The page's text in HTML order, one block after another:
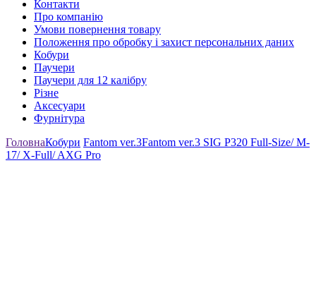
Контакти
Про компанію
Умови повернення товару
Положення про обробку і захист персональних даних
Кобури
Паучери
Паучери для 12 калібру
Різне
Аксесуари
Фурнітура
ГоловнаКобури Fantom ver.3Fantom ver.3 SIG P320 Full-Size/ M-
17/ X-Full/ AXG Pro